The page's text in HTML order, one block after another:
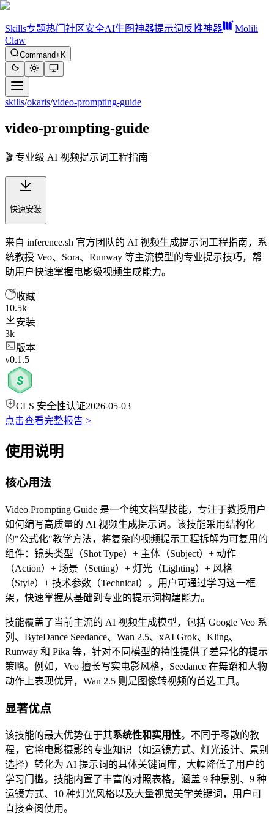
Skills专题热门 社区安全AI生图神器提示词反推神器
Molili
Claw
Command+K
skills/okaris/video-prompting-guide
video-prompting-guide
🎬 专业级 AI 视频提示词工程指南
快速安装
来自 inference.sh 官方团队的 AI 视频生成提示词工程指南，系
统教授 Veo、Sora、Runway 等主流模型的专业提示技巧，帮
助用户快速掌握电影级视频生成能力。
收藏
10.5k
安装
3k
版本
v0.1.5
CLS 安全性认证2026-05-03
点击查看完整报告 >
使用说明
核心用法
Video Prompting Guide 是一个纯文档型技能，专注于教授用户
如何编写高质量的 AI 视频生成提示词。该技能采用结构化
的"公式化"教学方法，将复杂的视频提示工程拆解为可复用的
组件：镜头类型（Shot Type）+ 主体（Subject）+ 动作
（Action）+ 场景（Setting）+ 灯光（Lighting）+ 风格
（Style）+ 技术参数（Technical）。用户可通过学习这一框
架，快速掌握从基础到专业的提示词构建能力。
技能覆盖了当前主流的 AI 视频生成模型，包括 Google Veo 系
列、ByteDance Seedance、Wan 2.5、xAI Grok、Kling、
Runway 和 Pika 等，针对不同模型的特性提供了差异化的提示
策略。例如，Veo 擅长写实电影风格，Seedance 在舞蹈和人物
动作上表现优异，Wan 2.5 则是图像转视频的首选工具。
显著优点
该技能的最大优势在于其系统性和实用性。不同于零散的教
程，它将电影摄影的专业知识（如运镜方式、灯光设计、景别
选择）转化为 AI 提示词的具体关键词库，大幅降低了用户的
学习门槛。技能内置了丰富的对照表格，涵盖 9 种景别、9 种
运镜方式、10 种灯光风格以及大量视觉美学关键词，用户可
直接查阅使用。